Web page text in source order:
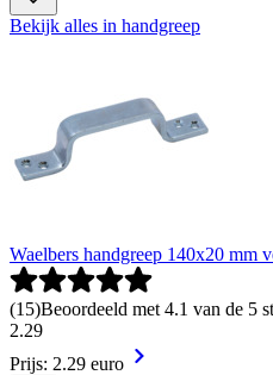
Bekijk alles in handgreep
Waelbers handgreep 140x20 mm
(15)Beoordeeld met 4.1 van de 5
2.29
Prijs: 2.29 euro